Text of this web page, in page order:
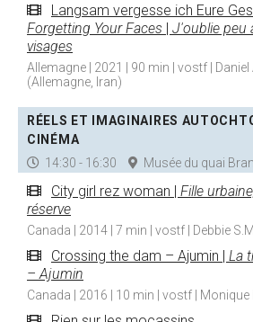
Langsam vergesse ich Eure
Forgetting Your Faces | J'oublie peu
visages
Allemagne | 2021 | 90 min | vostf | Daniel
(Allemagne, Iran)
RÉELS ET IMAGINAIRES
CINÉMA
14:30 - 16:30
Musée du quai
City girl rez woman | Fille
réserve
Canada | 2014 | 7 min | vostf | Debbie
Crossing the dam – Ajumin | La
– Ajumin
Canada | 2016 | 10 min | vostf |